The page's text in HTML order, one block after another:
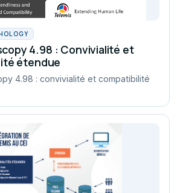
4.98 : Convivialité et
étendue
4.98 : convivialité et compatibilité